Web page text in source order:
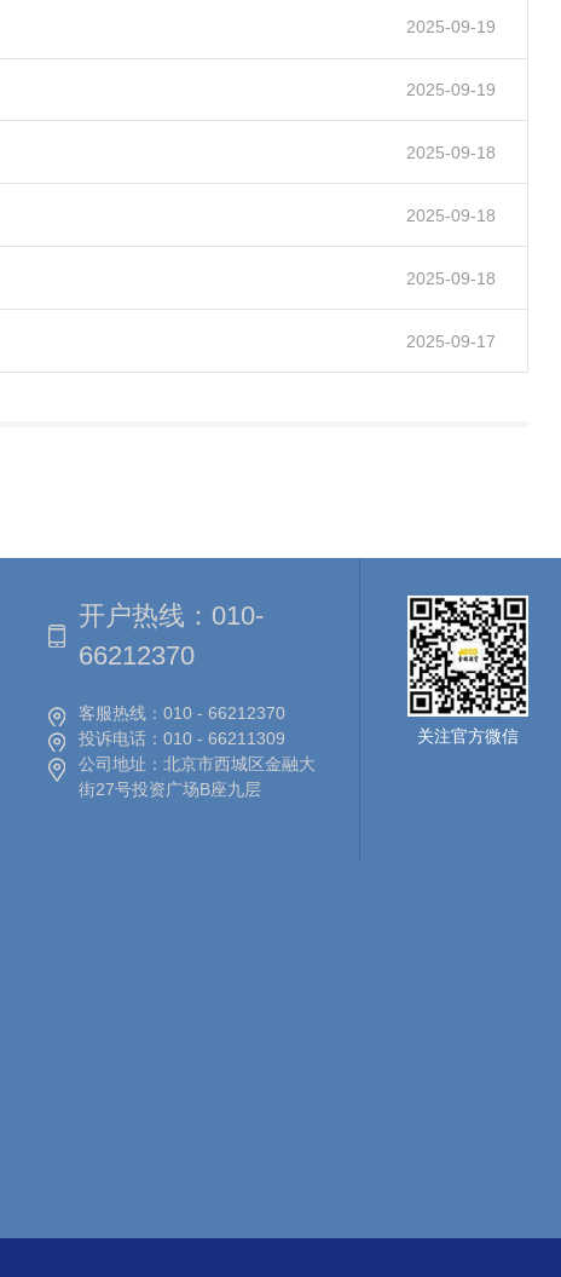
2025-09-19
2025-09-19
2025-09-18
2025-09-18
2025-09-18
2025-09-17
开户热线： 010-
66212370
客服热线： 010 - 66212370
投诉电话： 010 - 66211309
公司地址： 北京市西城区金融大
街27号投资广场B座九层
关注官方微信